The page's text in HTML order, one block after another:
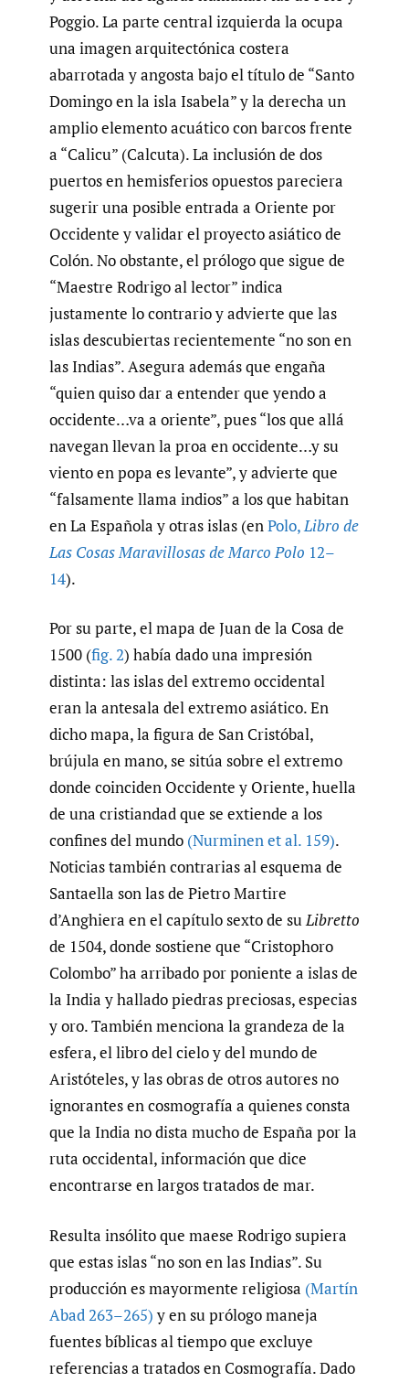
Poggio. La parte central izquierda la ocupa
una imagen arquitectónica costera
abarrotada y angosta bajo el título de “Santo
Domingo en la isla Isabela” y la derecha un
amplio elemento acuático con barcos frente
a “Calicu” (Calcuta). La inclusión de dos
puertos en hemisferios opuestos pareciera
sugerir una posible entrada a Oriente por
Occidente y validar el proyecto asiático de
Colón. No obstante, el prólogo que sigue de
“Maestre Rodrigo al lector” indica
justamente lo contrario y advierte que las
islas descubiertas recientemente “no son en
las Indias”. Asegura además que engaña
“quien quiso dar a entender que yendo a
occidente…va a oriente”, pues “los que allá
navegan llevan la proa en occidente…y su
viento en popa es levante”, y advierte que
“falsamente llama indios” a los que habitan
en La Española y otras islas (enPolo,Libro de
Las Cosas Maravillosas de Marco Polo 12–
14).
Por su parte, el mapa de Juan de la Cosa de
1500 (fig. 2) había dado una impresión
distinta: las islas del extremo occidental
eran la antesala del extremo asiático. En
dicho mapa, la figura de San Cristóbal,
brújula en mano, se sitúa sobre el extremo
donde coinciden Occidente y Oriente, huella
de una cristiandad que se extiende a los
confines del mundo (Nurminen et al. 159).
Noticias también contrarias al esquema de
Santaella son las de Pietro Martire
d’Anghiera en el capítulo sexto de suLibretto
de 1504, donde sostiene que “Cristophoro
Colombo” ha arribado por poniente a islas de
la India y hallado piedras preciosas, especias
y oro. También menciona la grandeza de la
esfera, el libro del cielo y del mundo de
Aristóteles, y las obras de otros autores no
ignorantes en cosmografía a quienes consta
que la India no dista mucho de España por la
ruta occidental, información que dice
encontrarse en largos tratados de mar.
Resulta insólito que maese Rodrigo supiera
que estas islas “no son en las Indias”. Su
producción es mayormente religiosa (Martín
Abad 263–265)y en su prólogo maneja
fuentes bíblicas al tiempo que excluye
referencias a tratados en Cosmografía. Dado